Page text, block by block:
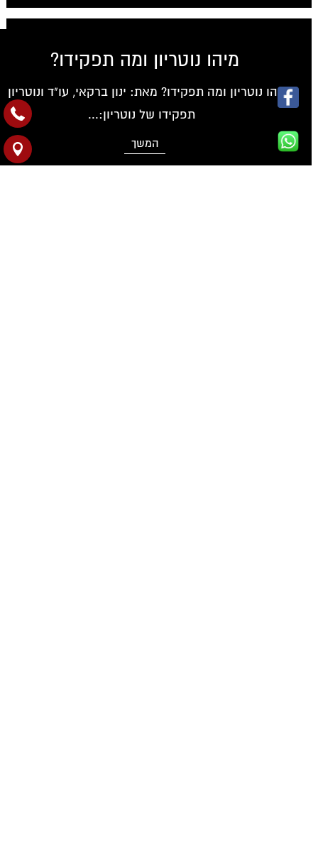
מיהו נוטריון ומה תפקידו?
מיהו נוטריון ומה תפקידו? מאת: ינון ברקאי, עו"ד ונוטריון
תפקידו של נוטריון:...
המשך